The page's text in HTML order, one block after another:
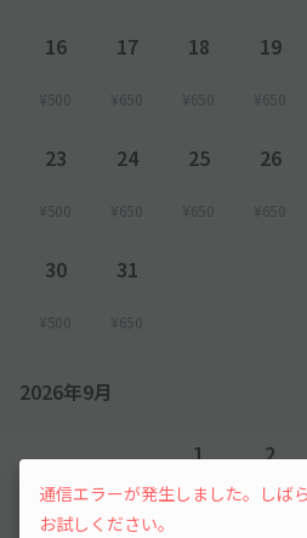
16
¥500
17
¥650
18
¥650
19
¥650
23
¥500
24
¥650
25
¥650
26
¥650
30
¥500
31
¥650
2026年9月
1
¥500
2
¥500
通信エラーが発生しました。しば
お試しください。